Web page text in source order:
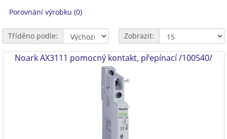
Porovnání výrobku (0)
Tříděno podle: Zobrazit:
Noark AX3111 pomocný kontakt, přepínací /100540/